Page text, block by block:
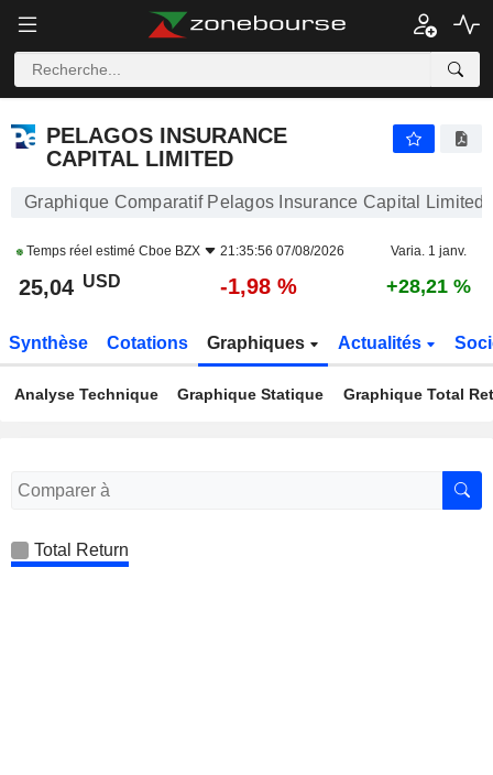
PELAGOS INSURANCE
CAPITAL LIMITED
Graphique Comparatif Pelagos Insurance Capital Limited
Temps réel estimé Cboe BZX 21:35:56 07/08/2026 Varia. 1 janv.
25,04 USD -1,98 % +28,21 %
Synthèse Cotations Graphiques Actualités
Analyse Technique Graphique Statique Graphique Total
Total Return